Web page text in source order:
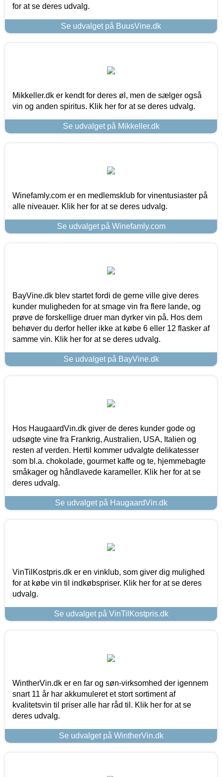
for at se deres udvalg.
Se udvalget på BuusVine.dk
Mikkeller.dk er kendt for deres øl, men de sælger også
vin og anden spiritus. Klik her for at se deres udvalg.
Se udvalget på Mikkeller.dk
Winefamly.com er en medlemsklub for vinentusiaster på
alle niveauer. Klik her for at se deres udvalg.
Se udvalget på Winefamly.com
BayVine.dk blev startet fordi de gerne ville give deres
kunder muligheden for at smage vin fra flere lande, og
prøve de forskellige druer man dyrker vin på. Hos dem
behøver du derfor heller ikke at købe 6 eller 12 flasker af
samme vin. Klik her for at se deres udvalg.
Se udvalget på BayVine.dk
Hos HaugaardVin.dk giver de deres kunder gode og
udsøgte vine fra Frankrig, Australien, USA, Italien og
resten af verden. Hertil kommer udvalgte delikatesser
som bl.a. chokolade, gourmet kaffe og te, hjemmebagte
småkager og håndlavede karameller. Klik her for at se
deres udvalg.
Se udvalget på HaugaardVin.dk
VinTilKostpris.dk er en vinklub, som giver dig mulighed
for at købe vin til indkøbspriser. Klik her for at se deres
udvalg.
Se udvalget på VinTilKostpris.dk
WintherVin.dk er en far og søn-virksomhed der igennem
snart 11 år har akkumuleret et stort sortiment af
kvalitetsvin til priser alle har råd til. Klik her for at se
deres udvalg.
Se udvalget på WintherVin.dk